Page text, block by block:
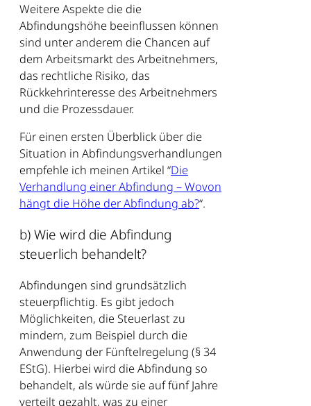
Weitere Aspekte die die
Abfindungshöhe beeinflussen können
sind unter anderem die Chancen auf
dem Arbeitsmarkt des Arbeitnehmers,
das rechtliche Risiko, das
Rückkehrinteresse des Arbeitnehmers
und die Prozessdauer.
Für einen ersten Überblick über die
Situation in Abfindungsverhandlungen
empfehle ich meinen Artikel “Die
Verhandlung einer Abfindung – Wovon
hängt die Höhe der Abfindung ab?“.
b) Wie wird die Abfindung
steuerlich behandelt?
Abfindungen sind grundsätzlich
steuerpflichtig. Es gibt jedoch
Möglichkeiten, die Steuerlast zu
mindern, zum Beispiel durch die
Anwendung der Fünftelregelung (§ 34
EStG). Hierbei wird die Abfindung so
behandelt, als würde sie auf fünf Jahre
verteilt gezahlt, was zu einer